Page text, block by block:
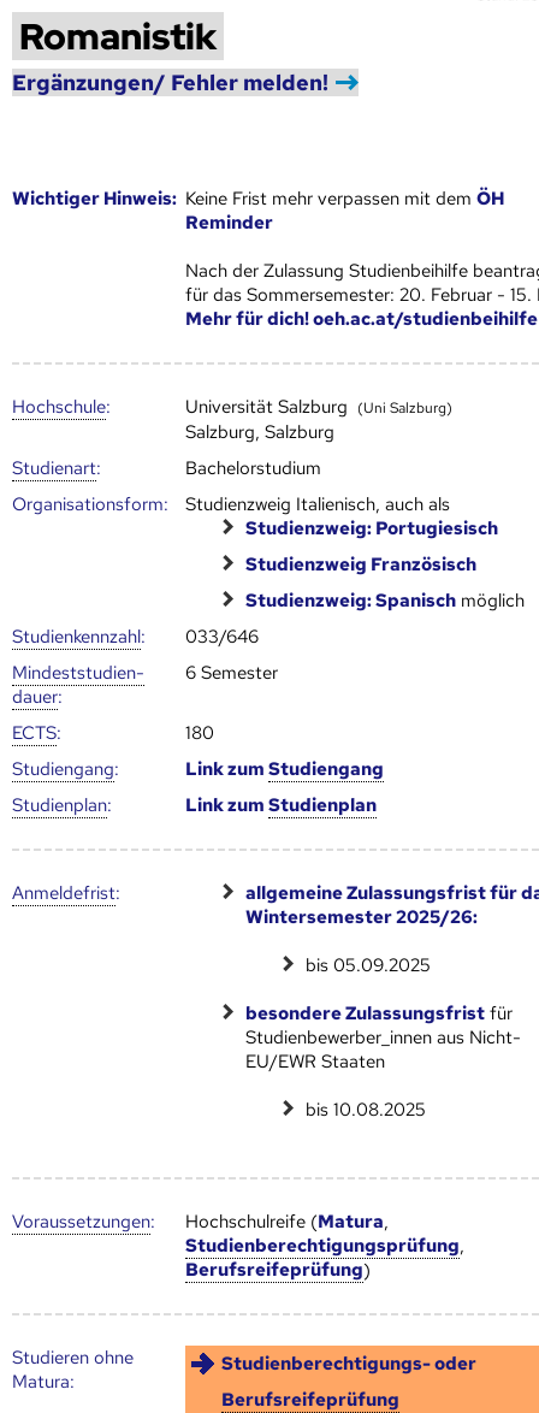
Romanistik
Ergänzungen/ Fehler melden!
Wich­ti­ger Hin­weis: Keine Frist mehr verpassen mit demÖH
Reminder
Nach der Zulassung Studienbeihilfe
für das Sommersemester: 20. Februar - 15.
Mehr für dich! oeh.ac.at/studienbeihilfe
Hoch­schule: Universität Salzburg (Uni Salzburg)
Salzburg, Salzburg
Studienart:
Bachelorstudium
Organisationsform:
Studienzweig Italienisch, auch als
Studienzweig: Portugiesisch
Studienzweig Französisch
Studienzweig: Spanisch möglich
Studien­kenn­zahl:
033/646
Mindest­studien­
dauer:
6 Semester
ECTS:
180
Studien­gang: Link zumStudien­gang
Studien­plan: Link zumStudien­plan
Anmelde­frist:
allgemeine Zulassungsfrist für
Wintersemester 2025/26:
bis 05.09.2025
besondere Zulassungsfrist für
Studienbewerber_innen aus Nicht-
EU/EWR Staaten
bis 10.08.2025
Voraus­setzungen: Hochschulreife (Matura,
Studienberechtigungsprüfung,
Berufsreifeprüfung)
Studieren ohne
Matura:
Studienberechtigungs- oder
Berufsreifeprüfung